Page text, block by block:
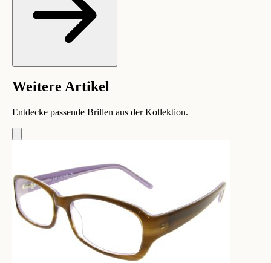
Weitere Artikel
Entdecke passende Brillen aus der Kollektion.